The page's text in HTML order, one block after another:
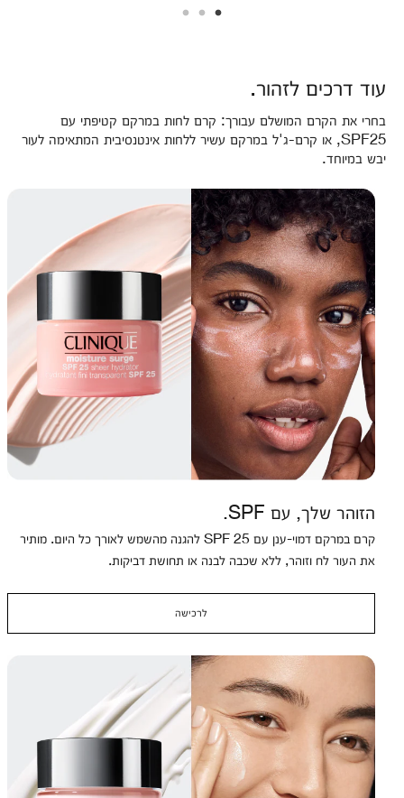
עוד דרכים לזהור.
בחרי את הקרם המושלם עבורך: קרם לחות במרקם קטיפתי עם
SPF25, או קרם-ג'ל במרקם עשיר ללחות אינטנסיבית המתאימה לעור
יבש במיוחד.
הזוהר שלך, עם SPF.
קרם במרקם דמוי-ענן עם SPF 25 להגנה מהשמש לאורך כל היום. מותיר
את העור לח וזוהר, ללא שכבה לבנה או תחושת דביקות.
לרכישה